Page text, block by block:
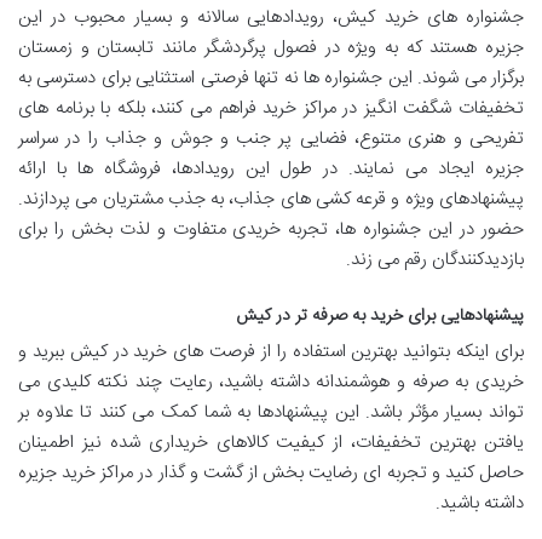
جشنواره های خرید کیش، رویدادهایی سالانه و بسیار محبوب در این
جزیره هستند که به ویژه در فصول پرگردشگر مانند تابستان و زمستان
برگزار می شوند. این جشنواره ها نه تنها فرصتی استثنایی برای دسترسی به
تخفیفات شگفت انگیز در مراکز خرید فراهم می کنند، بلکه با برنامه های
تفریحی و هنری متنوع، فضایی پر جنب و جوش و جذاب را در سراسر
جزیره ایجاد می نمایند. در طول این رویدادها، فروشگاه ها با ارائه
پیشنهادهای ویژه و قرعه کشی های جذاب، به جذب مشتریان می پردازند.
حضور در این جشنواره ها، تجربه خریدی متفاوت و لذت بخش را برای
بازدیدکنندگان رقم می زند.
پیشنهادهایی برای خرید به صرفه تر در کیش
برای اینکه بتوانید بهترین استفاده را از فرصت های خرید در کیش ببرید و
خریدی به صرفه و هوشمندانه داشته باشید، رعایت چند نکته کلیدی می
تواند بسیار مؤثر باشد. این پیشنهادها به شما کمک می کنند تا علاوه بر
یافتن بهترین تخفیفات، از کیفیت کالاهای خریداری شده نیز اطمینان
حاصل کنید و تجربه ای رضایت بخش از گشت و گذار در مراکز خرید جزیره
داشته باشید.